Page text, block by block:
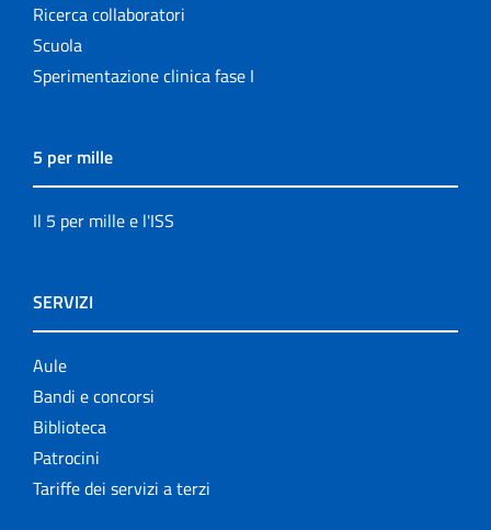
Ricerca collaboratori
Scuola
Sperimentazione clinica fase I
5 per mille
Il 5 per mille e l'ISS
SERVIZI
Aule
Bandi e concorsi
Biblioteca
Patrocini
Tariffe dei servizi a terzi